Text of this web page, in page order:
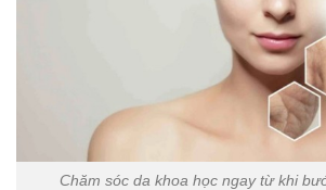
Chăm sóc da khoa học ngay từ khi